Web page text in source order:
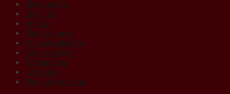
Máy rửa bát
Chậu rửa
Vòi rửa
Máy lọc nước
Phụ kiện nhà bếp
Cây nóng lạnh
Đồ gia dụng
Lò nướng
Máy sấy quần áo